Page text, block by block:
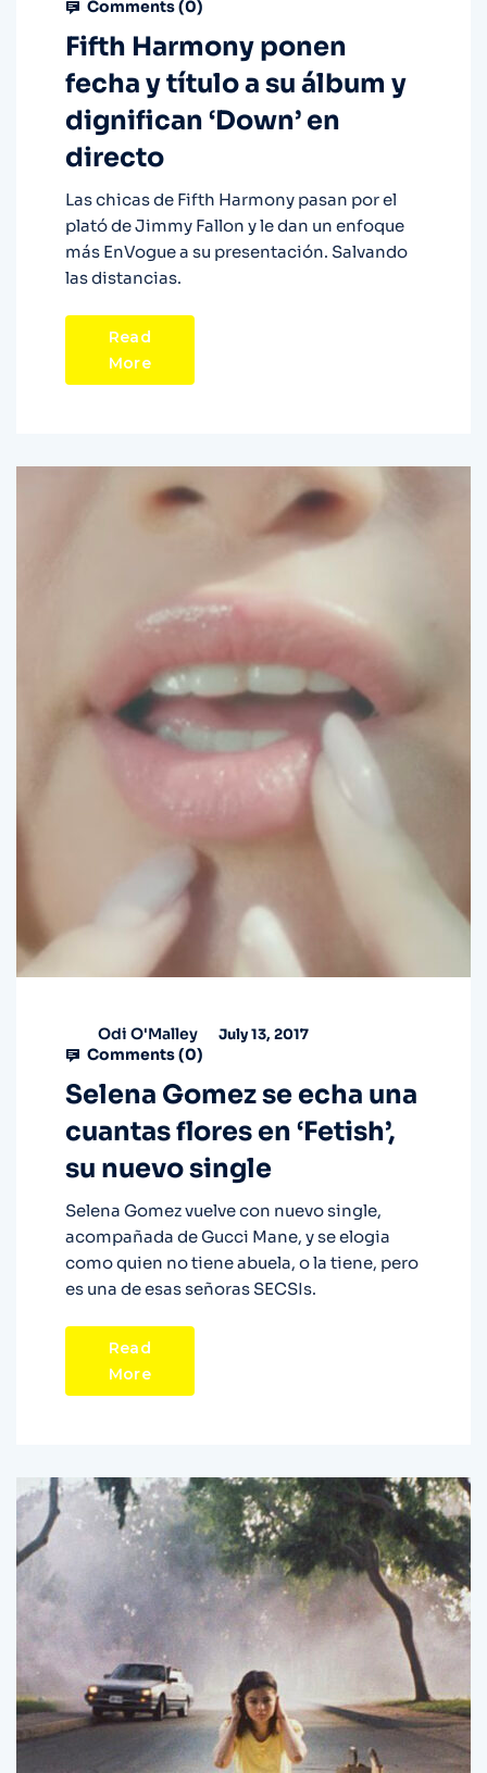
Comments (0)
Fifth Harmony ponen
fecha y título a su álbum y
dignifican ‘Down’ en
directo
Las chicas de Fifth Harmony pasan por el
plató de Jimmy Fallon y le dan un enfoque
más EnVogue a su presentación. Salvando
las distancias.
Read
More
Odi O'Malley July 13, 2017
Comments (0)
Selena Gomez se echa una
cuantas flores en ‘Fetish’,
su nuevo single
Selena Gomez vuelve con nuevo single,
acompañada de Gucci Mane, y se elogia
como quien no tiene abuela, o la tiene, pero
es una de esas señoras SECSIs.
Read
More